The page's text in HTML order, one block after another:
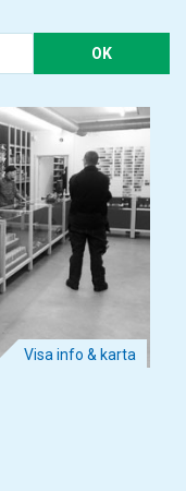
OK
Visa info & karta